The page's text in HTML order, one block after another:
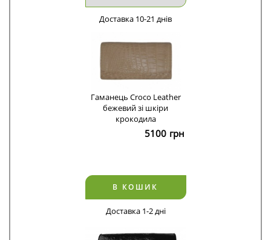
Доставка 10-21 днів
Гаманець Croco Leather
бежевий зі шкіри
крокодила
5100 грн
В КОШИК
Доставка 1-2 дні